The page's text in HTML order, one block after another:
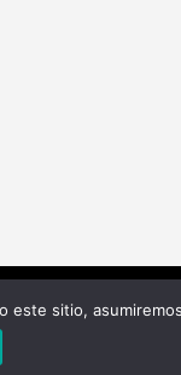
este sitio,